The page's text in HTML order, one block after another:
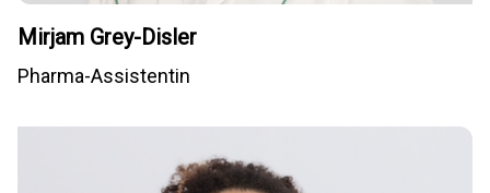
Mirjam Grey-Disler
Pharma-Assistentin